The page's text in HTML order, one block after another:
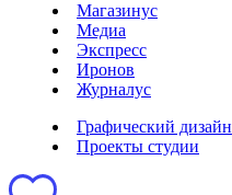
Магазинус
Медиа
Экспресс
Иронов
Журналус
Графический дизайн
Проекты студии